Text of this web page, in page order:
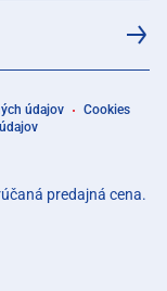
údajov
Cookies
predajná cena.